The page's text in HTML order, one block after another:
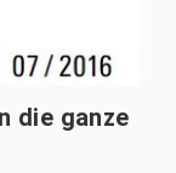
die ganze